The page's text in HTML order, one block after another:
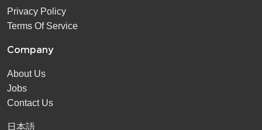
Privacy Policy
Terms Of Service
Company
About Us
Jobs
Contact Us
日本語